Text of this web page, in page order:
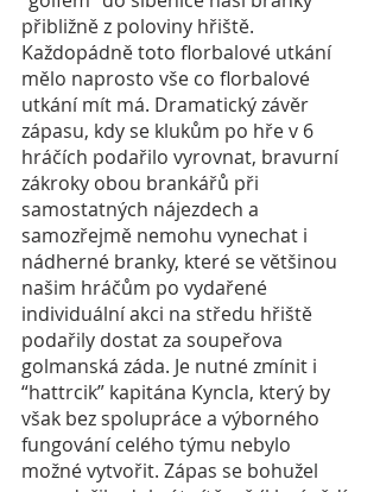
přibližně z poloviny hřiště.
Každopádně toto florbalové utkání
mělo naprosto vše co florbalové
utkání mít má. Dramatický závěr
zápasu, kdy se klukům po hře v 6
hráčích podařilo vyrovnat, bravurní
zákroky obou brankářů při
samostatných nájezdech a
samozřejmě nemohu vynechat i
nádherné branky, které se většinou
našim hráčům po vydařené
individuální akci na středu hřiště
podařily dostat za soupeřova
golmanská záda. Je nutné zmínit i
“hattrcik” kapitána Kyncla, který by
však bez spolupráce a výborného
fungování celého týmu nebylo
možné vytvořit. Zápas se bohužel